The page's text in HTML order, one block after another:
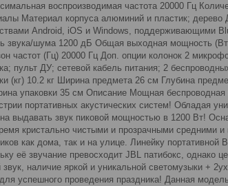
воспроизводимая частота 20000 Гц
Материал корпуса алюминий и пластик;
Android, iOS и Windows, поддерживающими
звука/шума 1200 дБ Общая выходная мощность
частот (Гц) 20000 Гц Доп. опции колонок 2
пульт ДУ; сетевой кабель питания; 2
(кг) 10.2 кг Ширина предмета 26 см Глубина
упаковки 35 см Описание Мощная беспроводная
портативных акустических систем! Обладая
выдавать звук пиковой мощностью в 1200 Вт!
кристально чистыми и прозрачными средними
как дома, так и на улице. Линейку
её звучание превосходит JBL патибокс,
звук, наличие яркой и уникальной светомузыки +
успешного проведения праздника! Данная